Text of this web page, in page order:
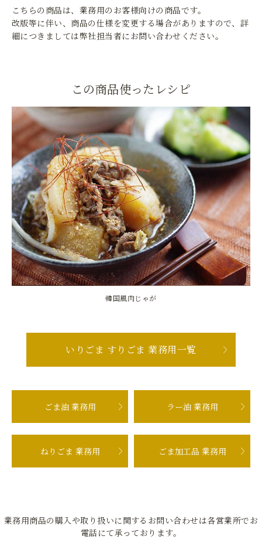
こちらの商品は、業務用のお客様向けの商品です。
改版等に伴い、商品の仕様を変更する場合がありますので、詳
細につきましては弊社担当者にお問い合わせください。
この商品使ったレシピ
韓国風肉じゃが
いりごま すりごま 業務用一覧
ごま油 業務用 ラー油 業務用
ねりごま 業務用 ごま加工品 業務用
業務用商品の購入や取り扱いに関するお問い合わせは各営業所でお
電話にて承っております。